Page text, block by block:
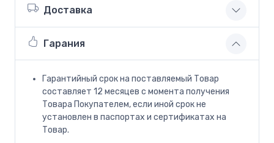
Доставка
Гарания
Гарантийный срок на поставляемый Товар
составляет 12 месяцев с момента получения
Товара Покупателем, если иной срок не
установлен в паспортах и сертификатах на
Товар.